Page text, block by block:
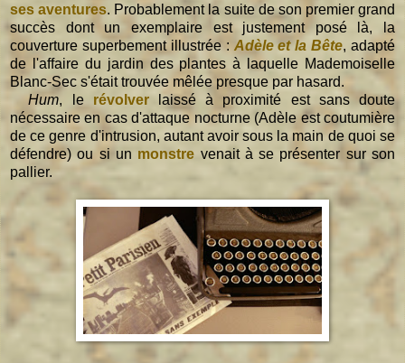
ses aventures. Probablement la suite de son premier grand
succès dont un exemplaire est justement posé là, la
couverture superbement illustrée : Adèle et la Bête, adapté
de l'affaire du jardin des plantes à laquelle Mademoiselle
Blanc-Sec s'était trouvée mêlée presque par hasard.
Hum, le révolver
laissé à proximité est sans doute
nécessaire en cas d'attaque nocturne (Adèle est coutumière
de ce genre d'intrusion, autant avoir sous la main de quoi se
défendre) ou si un monstre venait à se présenter sur son
pallier.